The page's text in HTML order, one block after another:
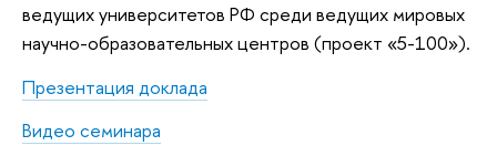
ведущих университетов РФ среди ведущих мировых
научно-образовательных центров (проект «5-100»).
Презентация доклада
Видео семинара